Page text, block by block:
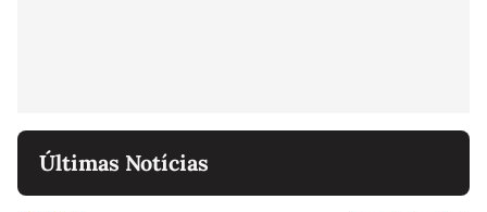
Últimas Notícias